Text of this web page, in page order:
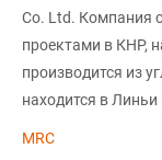
Co. Ltd. Компания
проектами в КНР,
производится из
находится в
MRC